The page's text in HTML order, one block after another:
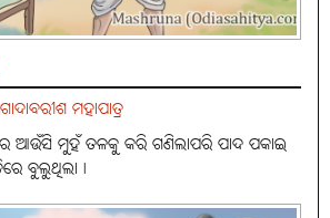
ମହାପାତ୍ର
ଆଉଁସି ମୁହଁ ତଳକୁ କରି ଗଣିଲାପରି ପାଦ ପକାଇ
ବୁଲୁଥିଲା।